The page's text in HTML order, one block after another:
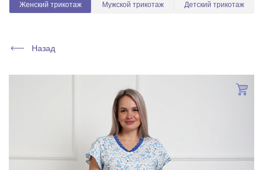
Женский трикотаж Мужской трикотаж Детский трикотаж
Назад